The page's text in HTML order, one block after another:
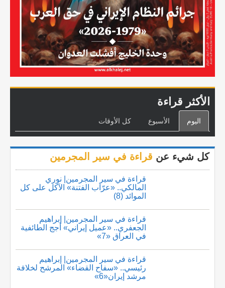
الأكثر قراءة
اليوم الأسبوع كل الأوقات
كل شيء عن قراءة في سير المجرمين
قراءة في سير المجرمين| نوري
المالكي.. «عرّاب الفتنة» الآكل على كل
الموائد (8)
قراءة في سير المجرمين| إبراهيم
الجعفري.. «عميل إيراني» أجج الطائفية
في العراق «7»
قراءة في سير المجرمين| إبراهيم
رئيسي.. «سفاح القضاء» المرشح لخلافة
مرشد إيران«6»